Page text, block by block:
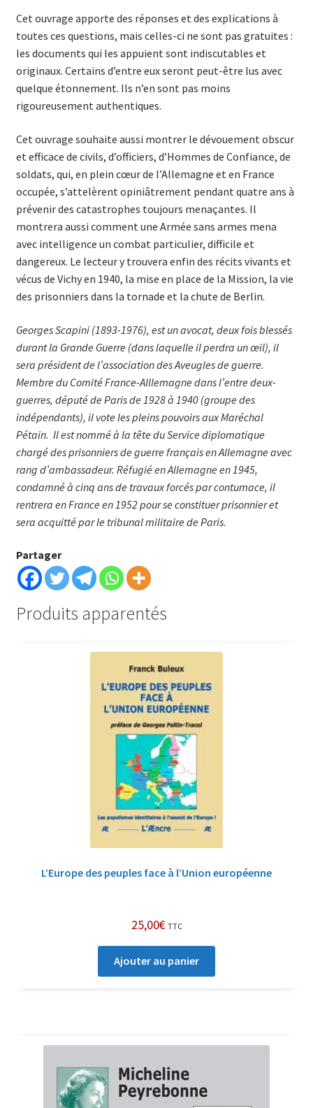
Cet ouvrage apporte des réponses et des explications à
toutes ces questions, mais celles-ci ne sont pas gratuites :
les documents qui les appuient sont indiscutables et
originaux. Certains d’entre eux seront peut-être lus avec
quelque étonnement. Ils n’en sont pas moins
rigoureusement authentiques.
Cet ouvrage souhaite aussi montrer le dévouement obscur
et efficace de civils, d’officiers, d’Hommes de Confiance, de
soldats, qui, en plein cœur de l’Allemagne et en France
occupée, s’at­telèrent opiniâtrement pendant quatre ans à
prévenir des catastrophes toujours menaçantes. Il
montrera aussi comment une Armée sans armes mena
avec intelligence un combat particulier, difficile et
dangereux. Le lecteur y trouvera enfin des récits vivants et
vécus de Vichy en 1940, la mise en place de la Mis­sion, la vie
des prisonniers dans la tornade et la chute de Berlin.
Georges Scapini (1893-1976), est un avocat, deux fois blessés
durant la Grande Guerre (dans laquelle il perdra un œil), il
sera président de l’association des Aveugles de guerre.
Membre du Comité France-Alllemagne dans l’entre deux-
guerres, député de Paris de 1928 à 1940 (groupe des
indépendants), il vote les pleins pouvoirs aux Maréchal
Pétain. Il est nommé à la tête du Service diplomatique
chargé des prisonniers de guerre français en Allemagne avec
rang d’ambassadeur. Réfugié en Allemagne en 1945,
condamné à cinq ans de travaux forcés par contumace, il
rentrera en France en 1952 pour se constituer prisonnier et
sera acquitté par le tribunal militaire de Paris.
Partager
Produits apparentés
L’Europe des peuples face à l’Union européenne
25,00€ TTC
Ajouter au panier